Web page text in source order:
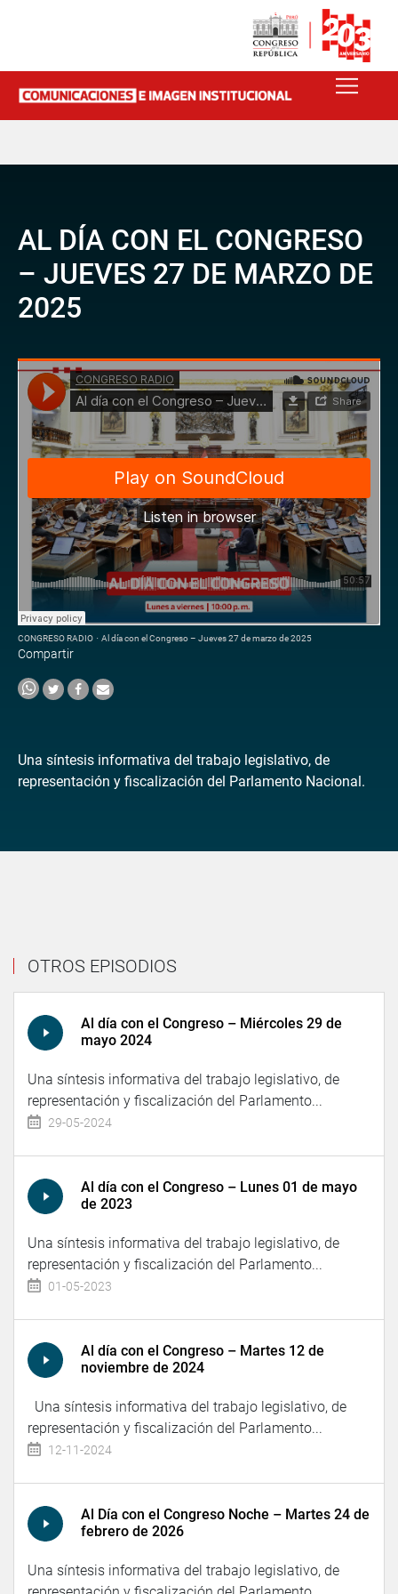
AL DÍA CON EL CONGRESO
– JUEVES 27 DE MARZO DE
2025
CONGRESO RADIO · Al día con el Congreso – Jueves 27 de marzo de 2025
Compartir
Una síntesis informativa del trabajo legislativo, de
representación y fiscalización del Parlamento Nacional.
OTROS EPISODIOS
Al día con el Congreso – Miércoles 29 de
mayo 2024
Una síntesis informativa del trabajo legislativo, de
representación y fiscalización del Parlamento...
29-05-2024
Al día con el Congreso – Lunes 01 de mayo
de 2023
Una síntesis informativa del trabajo legislativo, de
representación y fiscalización del Parlamento...
01-05-2023
Al día con el Congreso – Martes 12 de
noviembre de 2024
Una síntesis informativa del trabajo legislativo, de
representación y fiscalización del Parlamento...
12-11-2024
Al Día con el Congreso Noche – Martes 24 de
febrero de 2026
Una síntesis informativa del trabajo legislativo, de